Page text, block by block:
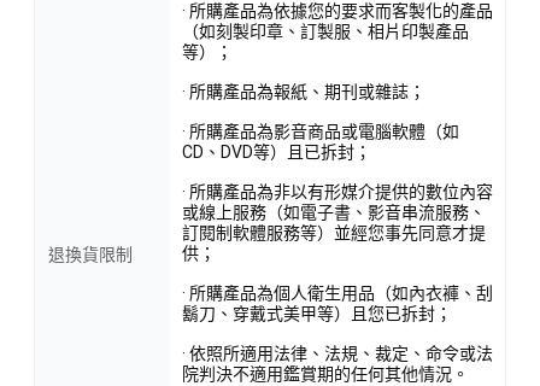
退換貨限制
· 所購產品為依據您的要求而客製化的產品
（如刻製印章、訂製服、相片印製產品
等）；
· 所購產品為報紙、期刊或雜誌；
· 所購產品為影音商品或電腦軟體（如
CD、DVD等）且已拆封；
· 所購產品為非以有形媒介提供的數位內容
或線上服務（如電子書、影音串流服務、
訂閱制軟體服務等）並經您事先同意才提
供；
· 所購產品為個人衛生用品（如內衣褲、刮
鬍刀、穿戴式美甲等）且您已拆封；
· 依照所適用法律、法規、裁定、命令或法
院判決不適用鑑賞期的任何其他情況。